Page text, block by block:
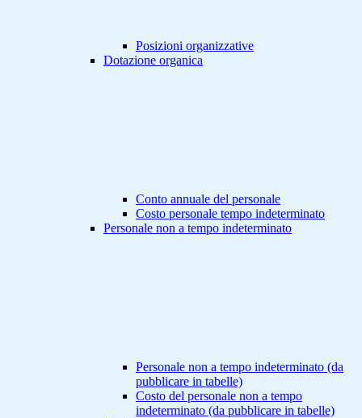
Posizioni organizzative
Dotazione organica
Conto annuale del personale
Costo personale tempo indeterminato
Personale non a tempo indeterminato
Personale non a tempo indeterminato (da
pubblicare in tabelle)
Costo del personale non a tempo
indeterminato (da pubblicare in tabelle)